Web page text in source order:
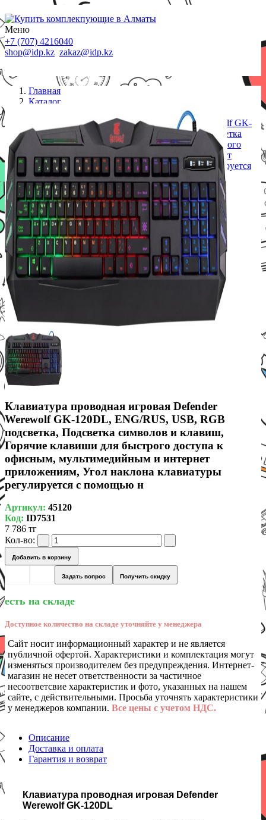
Меню
+7 (707) 4216040
shop@idp.kz zakaz@idp.kz
Главная
Каталог
Клавиатура проводная игровая Defender Werewolf GK-
120DL, ENG/RUS, USB, RGB подсветка, Подсветка
символов и клавиш, Горячие клавиши для быстрого
доступа к офисным, мультимедийным и интернет
приложениям, Угол наклона клавиатуры регулируется
с помощью н
Клавиатура проводная игровая Defender
Werewolf GK-120DL, ENG/RUS, USB, RGB
подсветка, Подсветка символов и клавиш,
Горячие клавиши для быстрого доступа к
офисным, мультимедийным и интернет
приложениям, Угол наклона клавиатуры
регулируется с помощью н
Артикул: 45120
Код: ID7531
7 786 тг
Кол-во:
Добавить в корзину
Задать вопрос Получить скидку
есть на складе
Доступное количество на складе уточняйте у менеджера
Сайт носит информационный характер и не является
публичной офертой. Характеристики и комплектация могут
изменяться производителем без предупреждения. Интернет-
магазин не несет ответственности за частичное
несоответсвие характеристик и фото, указанных на нашем
сайте, с действительными. Просьба уточнять характеристики
у менеджеров компании. Все цены с учетом НДС.
Описание
Доставка и оплата
Гарантия и возврат
Клавиатура проводная игровая Defender
Werewolf GK-120DL